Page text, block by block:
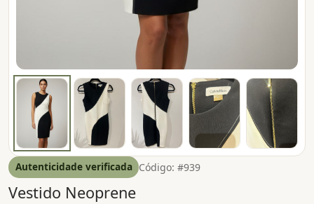
Autenticidade verificada Código: #939
Vestido Neoprene